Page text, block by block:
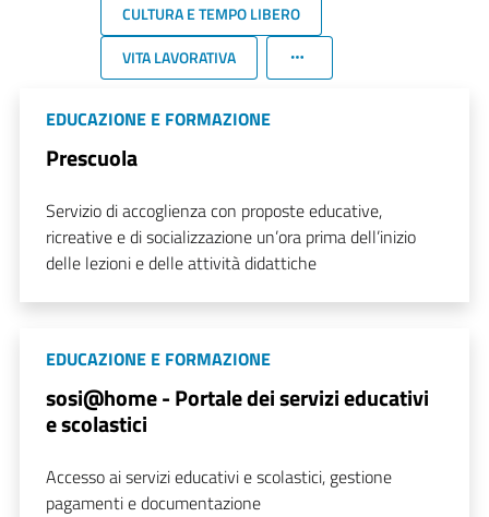
CULTURA E TEMPO LIBERO
VITA LAVORATIVA
EDUCAZIONE E FORMAZIONE
Prescuola
Servizio di accoglienza con proposte educative,
ricreative e di socializzazione un’ora prima dell’inizio
delle lezioni e delle attività didattiche
EDUCAZIONE E FORMAZIONE
sosi@home - Portale dei servizi educativi
e scolastici
Accesso ai servizi educativi e scolastici, gestione
pagamenti e documentazione